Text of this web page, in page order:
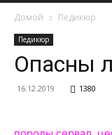
Домой Педикюр
Педикюр
Опасны
16.12.2019 1380